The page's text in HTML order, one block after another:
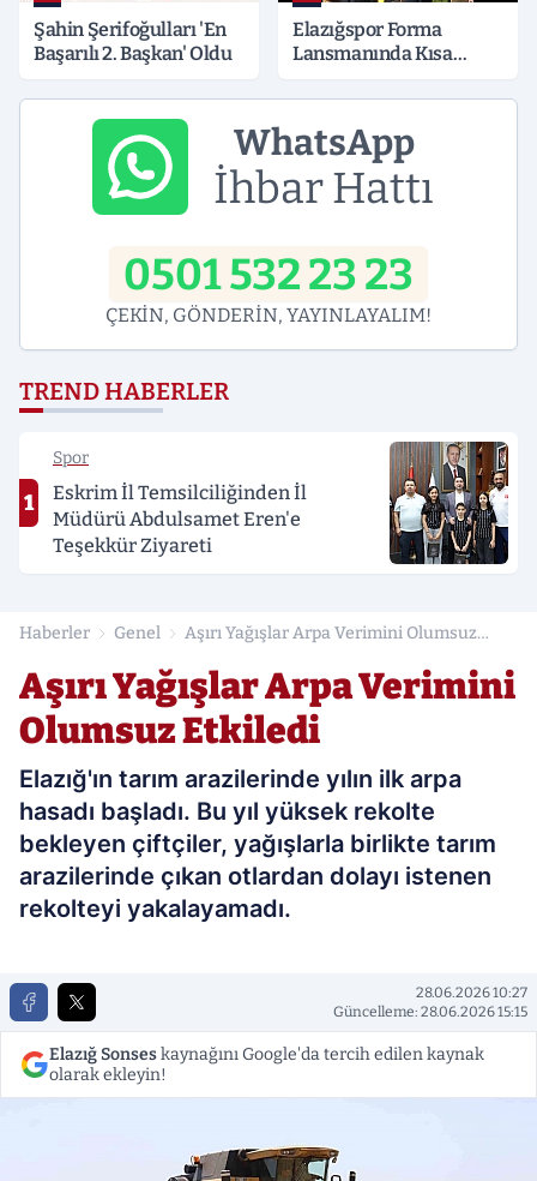
Şahin Şerifoğulları 'En
Başarılı 2. Başkan' Oldu
Elazığspor Forma
Lansmanında Kısa
WhatsApp
İhbar Hattı
0501 532 23 23
ÇEKİN, GÖNDERİN, YAYINLAYALIM!
TREND HABERLER
1
Spor
Eskrim İl Temsilciliğinden İl
Müdürü Abdulsamet Eren'e
Teşekkür Ziyareti
Haberler Genel
Aşırı Yağışlar Arpa Verimini Olumsuz
Aşırı Yağışlar Arpa Verimini
Olumsuz Etkiledi
Elazığ'ın tarım arazilerinde yılın ilk arpa
hasadı başladı. Bu yıl yüksek rekolte
bekleyen çiftçiler, yağışlarla birlikte tarım
arazilerinde çıkan otlardan dolayı istenen
rekolteyi yakalayamadı.
28.06.2026 10:27
Güncelleme: 28.06.2026 15:15
Elazığ Sonseskaynağını Google'da tercih edilen kaynak
olarak ekleyin!